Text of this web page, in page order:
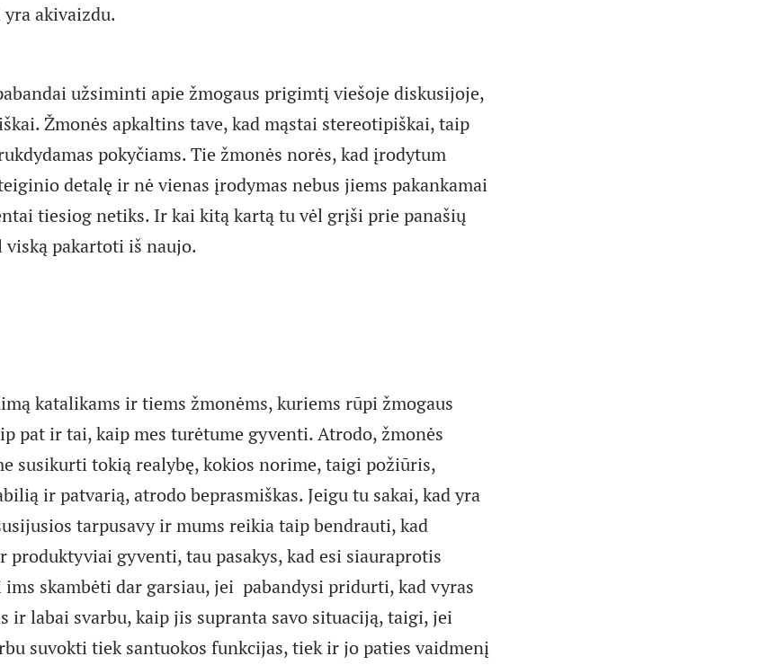
akivaizdu.
užsiminti apie žmogaus prigimtį viešoje diskusijoje,
Žmonės apkaltins tave, kad mąstai stereotipiškai, taip
pokyčiams. Tie žmonės norės, kad įrodytum
detalę ir nė vienas įrodymas nebus jiems pakankamai
tiesiog netiks. Ir kai kitą kartą tu vėl grįši prie panašių
viską pakartoti iš naujo.
katalikams ir tiems žmonėms, kuriems rūpi žmogaus
pat ir tai, kaip mes turėtume gyventi. Atrodo, žmonės
susikurti tokią realybę, kokios norime, taigi požiūris,
ir patvarią, atrodo beprasmiškas. Jeigu tu sakai, kad yra
tarpusavy ir mums reikia taip bendrauti, kad
produktyviai gyventi, tau pasakys, kad esi siauraprotis
skambėti dar garsiau, jei pabandysi pridurti, kad vyras
ir labai svarbu, kaip jis supranta savo situaciją, taigi, jei
suvokti tiek santuokos funkcijas, tiek ir jo paties vaidmenį